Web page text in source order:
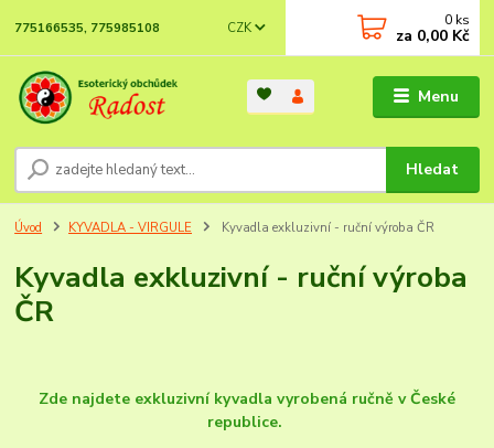
Menu
CZK
Hledat
775166535, 775985108 0 ks
za 0,00 Kč
Úvod KYVADLA - VIRGULE Kyvadla exkluzivní - ruční výroba ČR
Kyvadla exkluzivní - ruční výroba
ČR
Zde najdete exkluzivní kyvadla vyrobená ručně v České
republice.